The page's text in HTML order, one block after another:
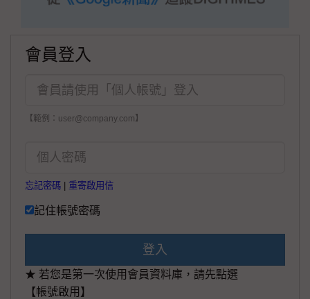
會員登入
【範例：user@company.com】
忘記密碼 重寄啟用信
記住帳號密碼
登入
★ 若您是第一次使用會員資料庫，請先點選
【帳號啟用】